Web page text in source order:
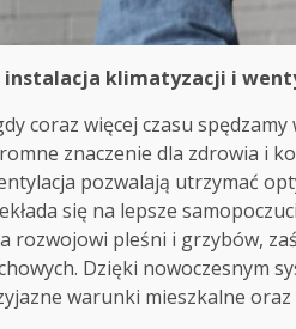
instalacja klimatyzacji i
coraz więcej czasu
znaczenie dla zdrowia i
pozwalają utrzymać
się na lepsze
rozwojowi pleśni i grzybów,
Dzięki nowoczesnym
warunki mieszkalne